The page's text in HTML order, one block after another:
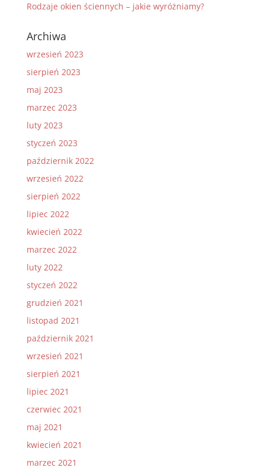
Rodzaje okien ściennych – jakie wyróżniamy?
Archiwa
wrzesień 2023
sierpień 2023
maj 2023
marzec 2023
luty 2023
styczeń 2023
październik 2022
wrzesień 2022
sierpień 2022
lipiec 2022
kwiecień 2022
marzec 2022
luty 2022
styczeń 2022
grudzień 2021
listopad 2021
październik 2021
wrzesień 2021
sierpień 2021
lipiec 2021
czerwiec 2021
maj 2021
kwiecień 2021
marzec 2021